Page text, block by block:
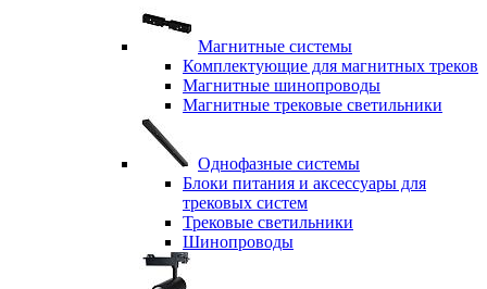
Магнитные системы
Комплектующие для магнитных треков
Магнитные шинопроводы
Магнитные трековые светильники
Однофазные системы
Блоки питания и аксессуары для
трековых систем
Трековые светильники
Шинопроводы